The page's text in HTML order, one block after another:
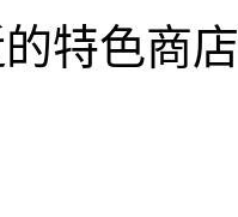
特色商店